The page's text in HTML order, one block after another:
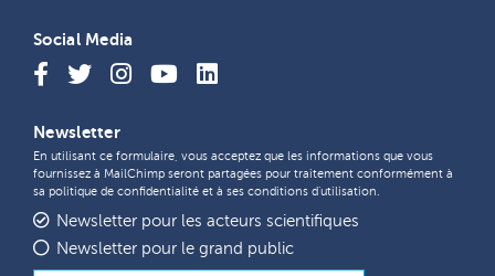
Social Media
Newsletter
En utilisant ce formulaire, vous acceptez que les informations que vous
fournissez à MailChimp seront partagées pour traitement conformément à
sa politique de confidentialité et à ses conditions d'utilisation.
Newsletter pour les acteurs scientifiques
Newsletter pour le grand public